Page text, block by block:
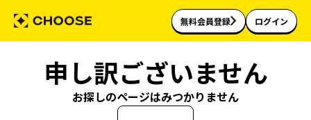
無料会員登録 ログイン
申し訳ございません
お探しのページはみつかりません